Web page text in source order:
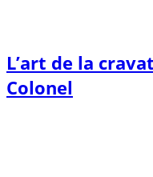
L’art de la
Colonel